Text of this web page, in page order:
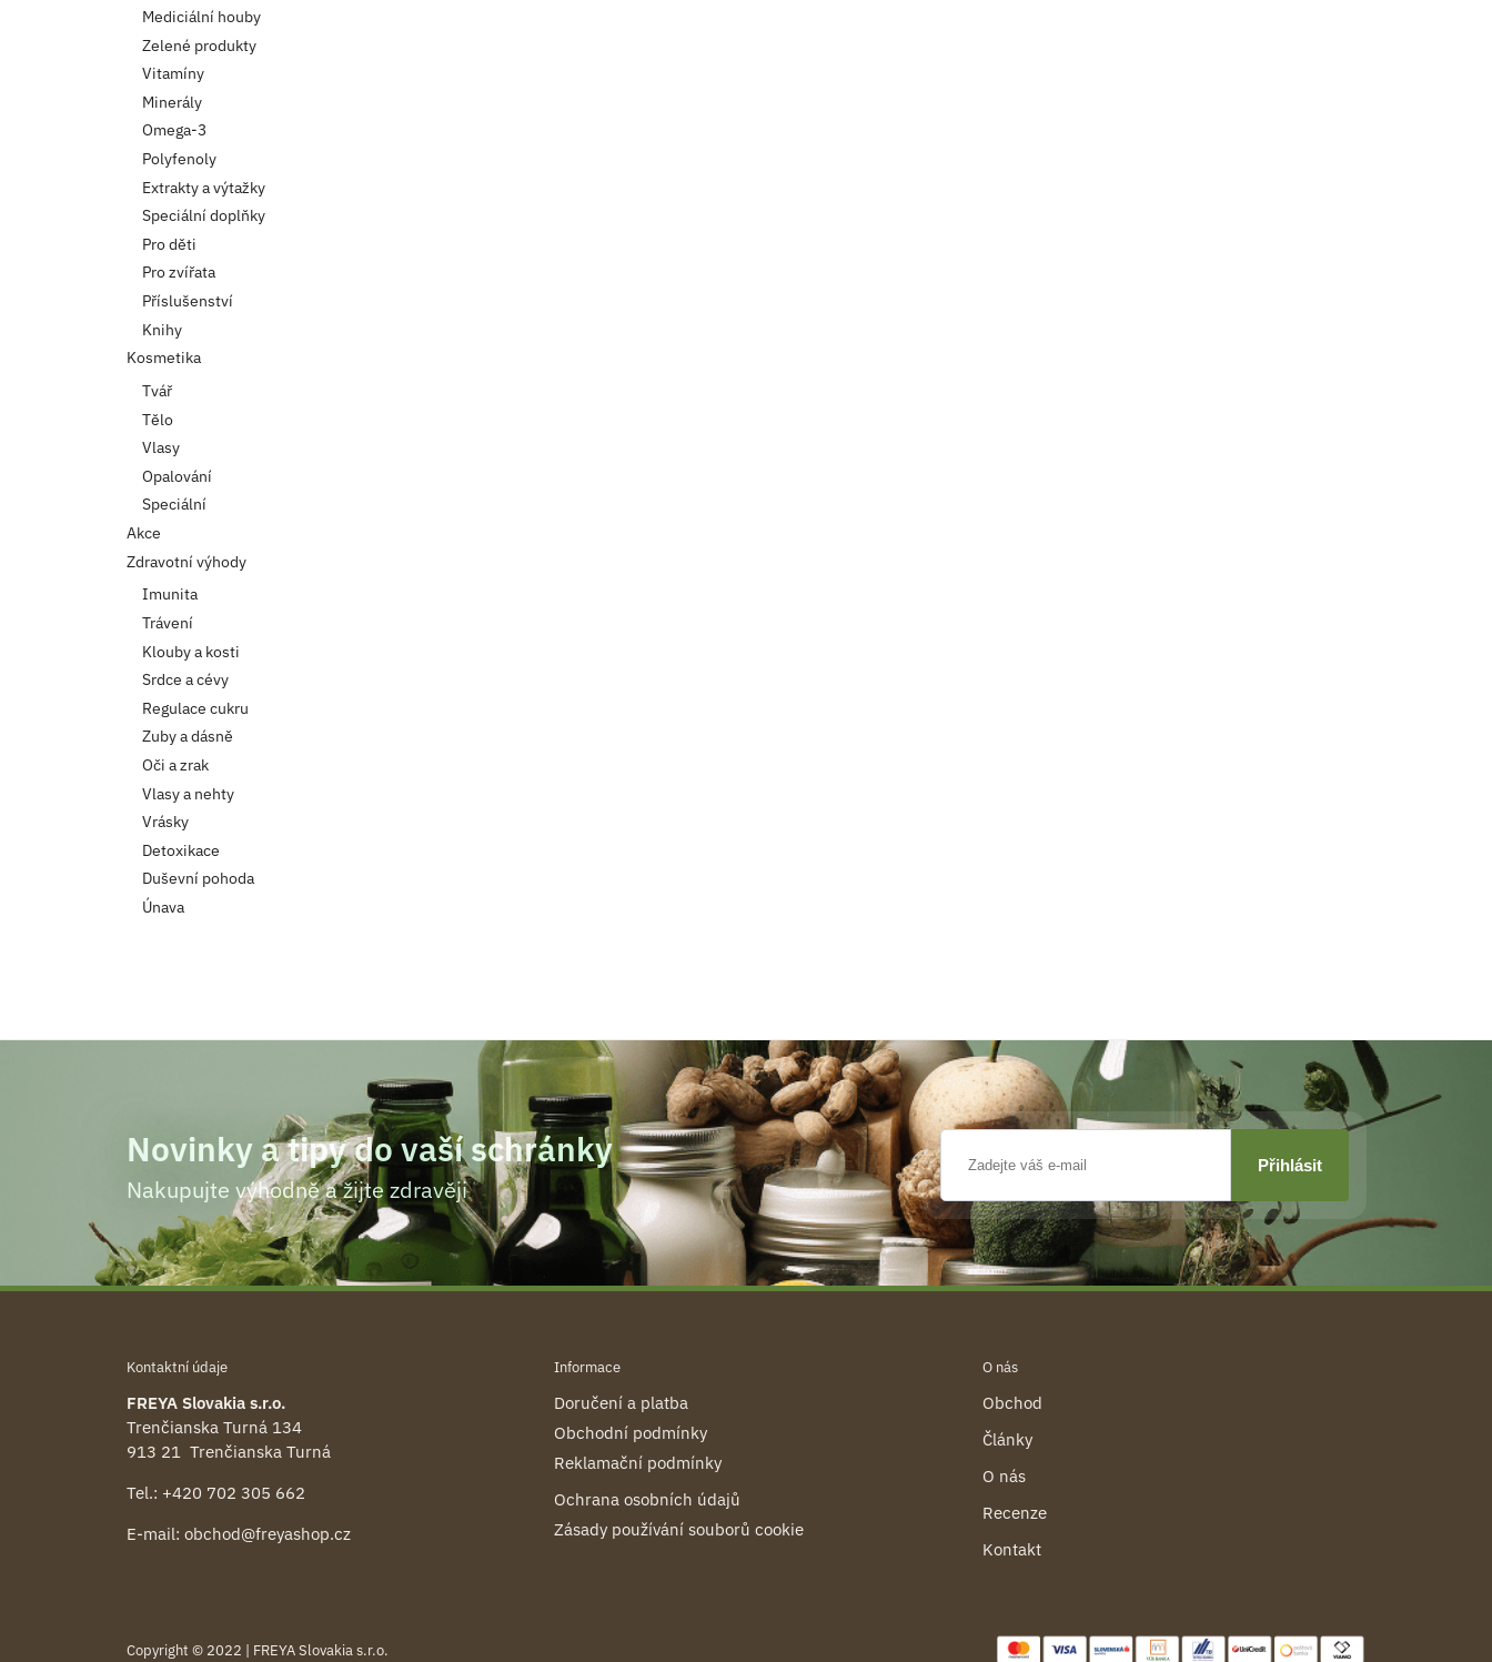
Mediciální houby
Zelené produkty
Vitamíny
Minerály
Omega-3
Polyfenoly
Extrakty a výtažky
Speciální doplňky
Pro děti
Pro zvířata
Příslušenství
Knihy
Kosmetika
Tvář
Tělo
Vlasy
Opalování
Speciální
Akce
Zdravotní výhody
Imunita
Trávení
Klouby a kosti
Srdce a cévy
Regulace cukru
Zuby a dásně
Oči a zrak
Vlasy a nehty
Vrásky
Detoxikace
Duševní pohoda
Únava
Novinky a tipy do vaší schránky
Nakupujte výhodně a žijte zdravěji
Kontaktní údaje
FREYA Slovakia s.r.o.
Trenčianska Turná 134
913 21 Trenčianska Turná
Tel.: +420 702 305 662
E-mail: obchod@freyashop.cz
Informace
Doručení a platba
Obchodní podmínky
Reklamační podmínky
Ochrana osobních údajů
Zásady používání souborů cookie
O nás
Obchod
Články
O nás
Recenze
Kontakt
Copyright © 2022 | FREYA Slovakia s.r.o.